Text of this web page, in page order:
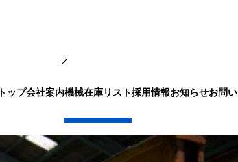
トップ会社案内機械在庫リスト採用情報お知らせお問